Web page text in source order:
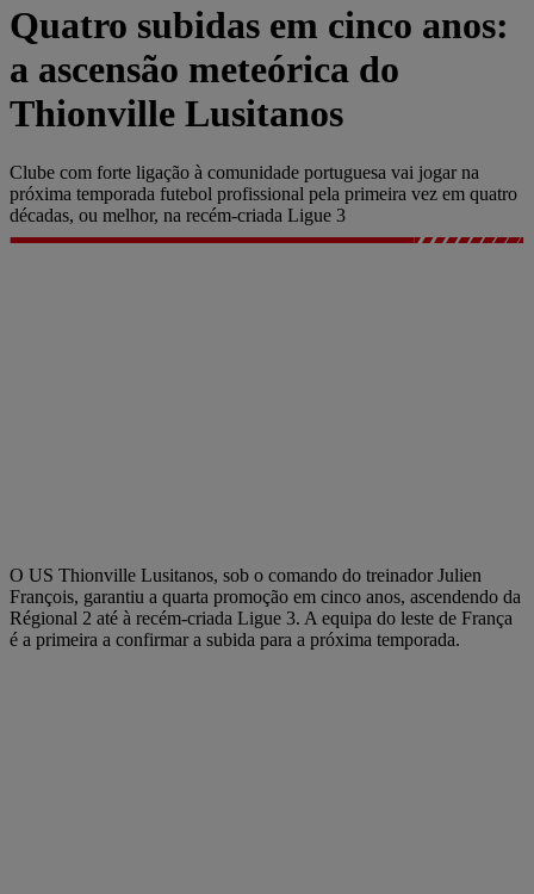
Quatro subidas em cinco anos:
a ascensão meteórica do
Thionville Lusitanos
Clube com forte ligação à comunidade portuguesa vai jogar na
próxima temporada futebol profissional pela primeira vez em quatro
décadas, ou melhor, na recém-criada Ligue 3
O US Thionville Lusitanos, sob o comando do treinador Julien
François, garantiu a quarta promoção em cinco anos, ascendendo da
Régional 2 até à recém-criada Ligue 3. A equipa do leste de França
é a primeira a confirmar a subida para a próxima temporada.